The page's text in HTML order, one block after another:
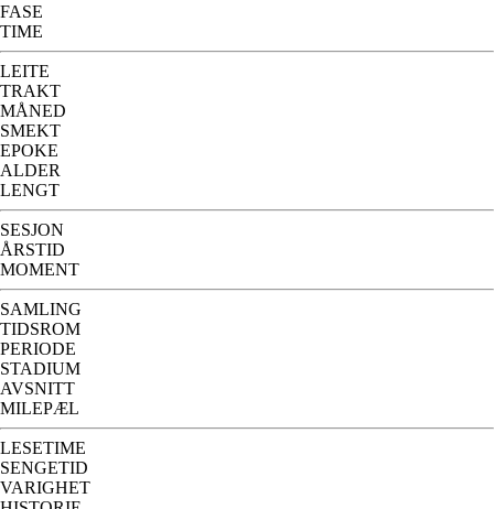
FASE
TIME
LEITE
TRAKT
MÅNED
SMEKT
EPOKE
ALDER
LENGT
SESJON
ÅRSTID
MOMENT
SAMLING
TIDSROM
PERIODE
STADIUM
AVSNITT
MILEPÆL
LESETIME
SENGETID
VARIGHET